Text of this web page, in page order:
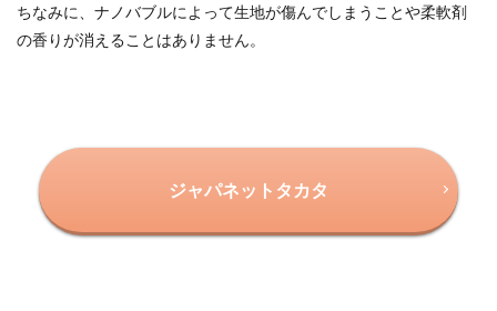
ちなみに、ナノバブルによって生地が傷んでしまうことや柔軟剤
の香りが消えることはありません。
ジャパネットタカタ